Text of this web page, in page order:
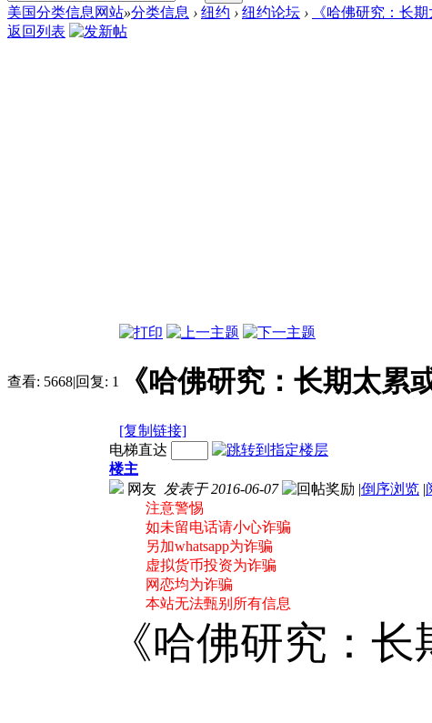
美国分类信息网站»分类信息 › 纽约 › 纽约论坛 ›
《哈佛研究：长
返回列表
查看: 5668|回复: 1 《哈佛研究：长期太累
[复制链接]
电梯直达
楼主
网友 发表于 2016-06-07 |倒序浏览 |
注意警惕
如未留电话请小心诈骗
另加whatsapp为诈骗
虚拟货币投资为诈骗
网恋均为诈骗
本站无法甄别所有信息
《哈佛研究：